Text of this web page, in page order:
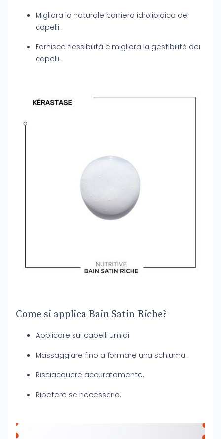
Migliora la naturale barriera idrolipidica dei
capelli.
Fornisce flessibilità e migliora la gestibilità dei
capelli.
Come si applica Bain Satin Riche?
Applicare sui capelli umidi
Massaggiare fino a formare una schiuma.
Risciacquare accuratamente.
Ripetere se necessario.